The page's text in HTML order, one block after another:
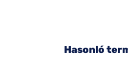
Hasonló